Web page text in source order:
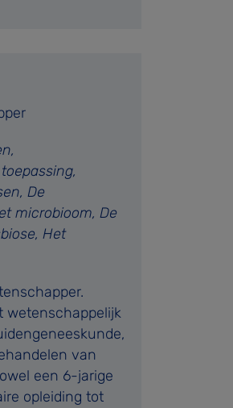
De
microbioom, De
Het
wetenschappelijk
van
een 6-jarige
opleiding tot